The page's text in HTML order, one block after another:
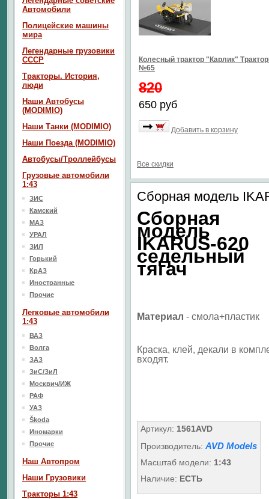
Колесный трактор "Карлик"
№65
820
650 руб
Добавить в корзину
Все скидки
Сборная модель
Сборная
модель
IKARUS-620
седельный
тягач
Материал - смола+пластик
Краска, клей, декали в
входят.
Артикул: 1561AVD
Производитель: AVD Models
Масштаб модели: 1:43
Наличие: ЕСТЬ
Автомобили
Полицейские машины
мира
Легендарные грузовики
СССР
Тракторы. История,
люди
Наши Автобусы
(MODIMIO)
Наши Танки (MODIMIO)
Наши Поезда (MODIMIO)
Автобусы/Троллейбусы
Грузовые автомобили
1:43
ЗИС
Камский
МАЗ
УРАЛ
ЗИЛ
Горький
КрАЗ
Иностранные
Прочие
Легковые автомобили
1:43
ВАЗ
Волга
ЗАЗ
ЗиС/ЗиЛ
Москвич/ИЖ
РАФ
УАЗ
Škoda
Иномарки
Прочие
Наш Aвтопром
Наши Грузовики
Тракторы 1:43